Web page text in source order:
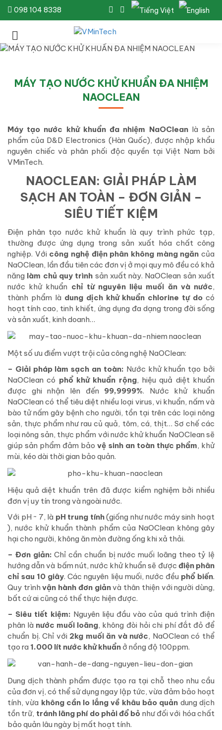
098 104 8338
MÁY TẠO NƯỚC KHỬ KHUẨN ĐA NHIỆM
NAOCLEAN
Máy tạo nước khử khuẩn đa nhiệm NaOCleanlà sản
phẩm của D&D Electronics (Hàn Quốc), được nhập khẩu
nguyên chiếc và phân phối độc quyền tại Việt Nam bởi
VMinTech.
NAOCLEAN: GIẢI PHÁP LÀM
SẠCH AN TOÀN – ĐƠN GIẢN –
SIÊU TIẾT KIỆM
Điện phân tạo nước khử khuẩn là quy trình phức tạp,
thường được ứng dụng trong sản xuất hóa chất công
nghiệp. Với công nghệ điện phân không màng ngăn của
NaOClean, lần đầu tiên các đơn vị ở mọi quy mô đều có khả
năng làm chủ quy trình sản xuất này. NaOClean sản xuất
nước khử khuẩn chỉ từ nguyên liệu muối ăn và nước,
thành phẩm là dung dịch khử khuẩn chlorine tự do có
hoạt tính cao, tinh khiết, ứng dụng đa dạng trong đời sống
và sản xuất, kinh doanh…
Một số ưu điểm vượt trội của công nghệ NaOClean:
– Giải pháp làm sạch an toàn: Nước khử khuẩn tạo bởi
NaOClean có phổ khử khuẩn rộng, hiệu quả diệt khuẩn
được ghi nhận lên đến 99,9999%. Nước khử khuẩn
NaOClean có thể tiêu diệt nhiều loại virus, vi khuẩn, nấm và
bào tử nấm gây bệnh cho người, tồn tại trên các loại nông
sản, thực phẩm như rau củ quả, tôm, cá, thịt… Sơ chế các
loại nông sản, thực phẩm với nước khử khuẩn NaOClean sẽ
giúp sản phẩm đảm bảovệ sinh an toàn thực phẩm, khử
mùi, kéo dài thời gian bảo quản.
Hiệu quả diệt khuẩn trên đã được kiểm nghiệm bởi nhiều
đơn vị uy tín trong và ngoài nước.
Với pH ~ 7, là pH trung tính(giống như nước máy sinh hoạt
), nước khử khuẩn thành phẩm của NaOClean không gây
hại cho người, không ăn mòn đường ống khi xả thải.
– Đơn giản: Chỉ cần chuẩn bị nước muối loãng theo tỷ lệ
hướng dẫn và bấm nút, nước khử khuẩn sẽ được điện phân
chỉ sau 10 giây. Các nguyên liệu muối, nước đều phổ biến.
Quy trìnhvận hành đơn giảnvà thân thiện với người dùng,
bất cứ ai cũng có thể thực hiện được.
– Siêu tiết kiệm: Nguyên liệu đầu vào của quá trình điện
phân là nước muối loãng, không đòi hỏi chi phí đắt đỏ để
chuẩn bị. Chỉ với 2kg muối ăn và nước, NaOClean có thể
tạo ra 1.000 lít nước khử khuẩn ở nồng độ 100ppm.
Dung dịch thành phẩm được tạo ra tại chỗ theo nhu cầu
của đơn vị, có thể sử dụng ngay lập tức, vừa đảm bảo hoạt
tính, vừa không cần lo lắng về khâu bảo quản dung dịch
tồn trữ, tránh lãng phí do phải đổ bỏ như đối với hóa chất
bảo quản lâu ngày bị mất hoạt tính.